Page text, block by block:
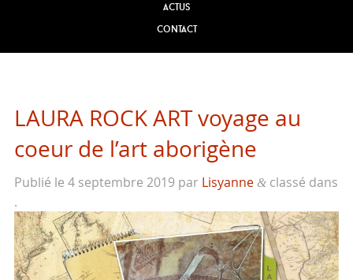
actus
contact
LAURA ROCK ART voyage au
coeur de l’art aborigène
Publié le 4 septembre 2019par Lisyanne &classé dans
.